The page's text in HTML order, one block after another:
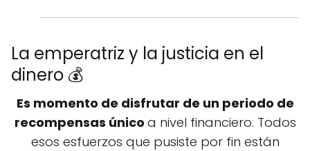
La emperatriz y la justicia en el
dinero 💰
Es momento de disfrutar de un periodo de
recompensas único a nivel financiero. Todos
esos esfuerzos que pusiste por fin están